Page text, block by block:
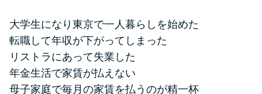
大学生になり東京で一人暮らしを始めた
転職して年収が下がってしまった
リストラにあって失業した
年金生活で家賃が払えない
母子家庭で毎月の家賃を払うのが精一杯